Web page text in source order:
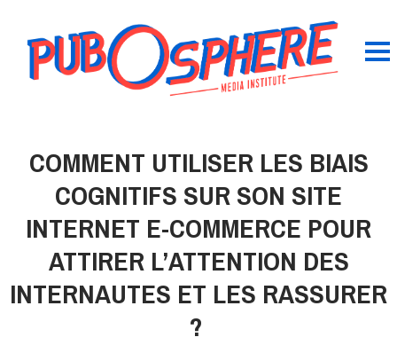
COMMENT UTILISER LES BIAIS
COGNITIFS SUR SON SITE
INTERNET E-COMMERCE POUR
ATTIRER L’ATTENTION DES
INTERNAUTES ET LES RASSURER
?